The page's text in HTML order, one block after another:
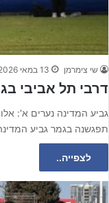
שי צימרמן 13 במאי 2026
דרבי תל אביבי
גביע המדינה נערים א':
תפגשנה בגמר גביע
לצפייה..